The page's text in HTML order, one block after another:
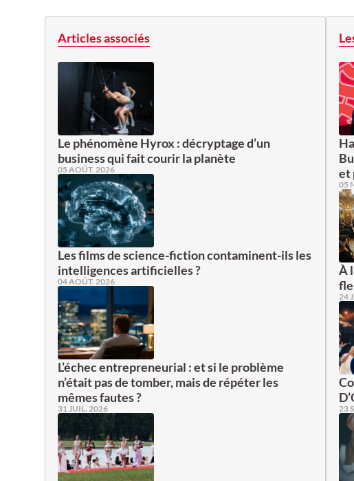
Articles associés
Le phénomène Hyrox : décryptage d’un
business qui fait courir la planète
05 AOÛT. 2026
Les films de science-fiction contaminent-ils les
intelligences artificielles ?
04 AOÛT. 2026
L’échec entrepreneurial : et si le problème
n’était pas de tomber, mais de répéter les
mêmes fautes ?
31 JUIL. 2026
et
05
À
24
23